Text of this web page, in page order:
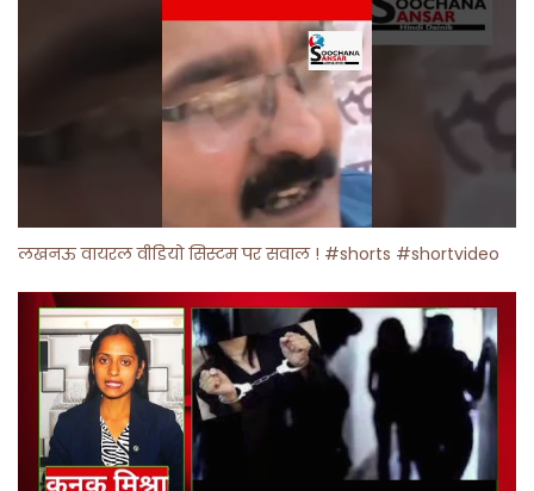
लखनऊ वायरल वीडियो सिस्टम पर सवाल ! #shorts #shortvideo